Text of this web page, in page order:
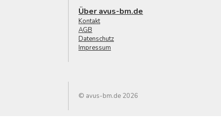
Über avus-bm.de
Kontakt
AGB
Datenschutz
Impressum
© avus-bm.de 2026